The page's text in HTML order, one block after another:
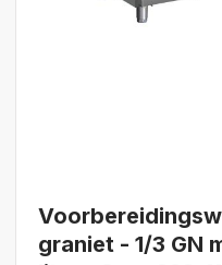
Ga
het
graniet - 1/3 GN